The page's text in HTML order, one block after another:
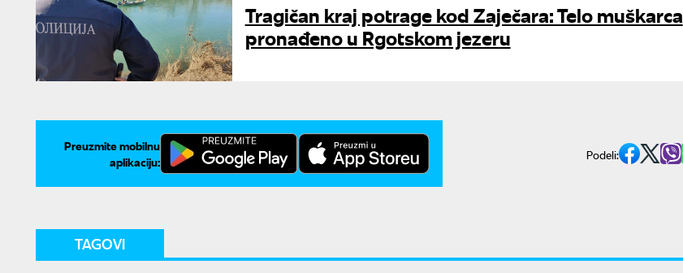
Tragičan kraj potrage kod Zaječara: Telo muškarca
pronađeno u Rgotskom jezeru
Preuzmite mobilnu
aplikaciju:
Podeli:
TAGOVI